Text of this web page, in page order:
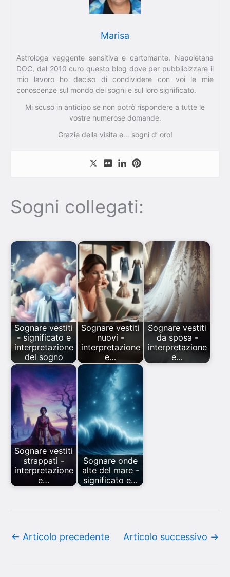
Marisa
Astrologa veggente sensitiva e cartomante. Napoletana
DOC, dal 2010 curo questo blog dove per pubblicizzare il
mio lavoro ho deciso di condividere con voi le mie
conoscenze sul mondo dei sogni e sul loro significato.
Mi scuso in anticipo se non potrò rispondere a tutte le
vostre numerose domande.
Grazie della visita e… sogni d’ oro!
Sogni collegati:
Sognare vestiti
- significato e
interpretazione
del sogno
Sognare vestiti
nuovi -
interpretazione
e…
Sognare vestiti
da sposa -
interpretazione
e…
Sognare vestiti
strappati -
interpretazione
e…
Sognare onde
alte del mare -
significato e…
← Articolo precedente Articolo successivo →